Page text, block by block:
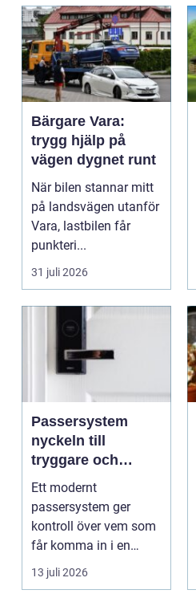
Bärgare Vara:
trygg hjälp på
vägen dygnet runt
När bilen stannar mitt
på landsvägen utanför
Vara, lastbilen får
punkteri...
31 juli 2026
Passersystem
nyckeln till
tryggare och
smidigare tillträde
Ett modernt
passersystem ger
kontroll över vem som
får komma in i en
byggnad, när de får
komma in oc...
13 juli 2026